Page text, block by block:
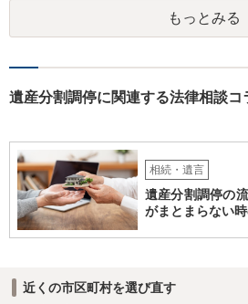
れた方がよいと思います。 倒れた弁護
すが、 判断能力があり、復代理を倒れ
選任したのか 即ち、復代理人の選任は
もっとみる
遺産分割調停に関連する法律相談コ
相続・遺言
遺産分割調停の
がまとまらない
近くの市区町村を選び直す